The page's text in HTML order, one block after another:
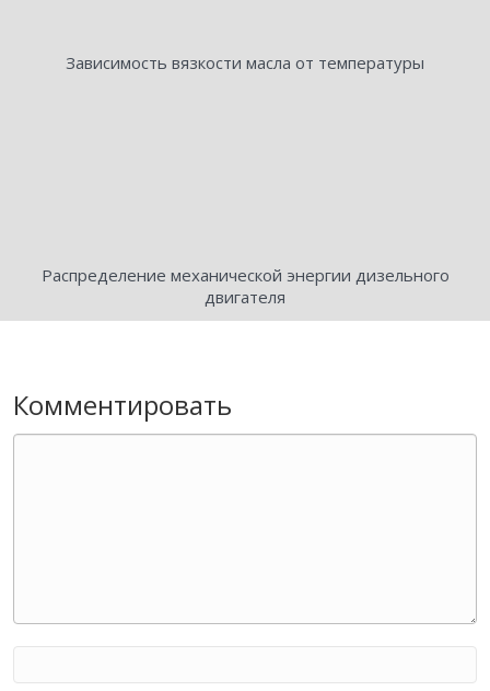
Зависимость вязкости масла от температуры
Распределение механической энергии дизельного
двигателя
Комментировать